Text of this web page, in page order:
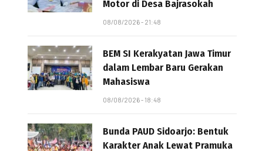
Motor di Desa Bajrasokah
08/08/2026 - 21:48
BEM SI Kerakyatan Jawa Timur
dalam Lembar Baru Gerakan
Mahasiswa
08/08/2026 - 18:48
Bunda PAUD Sidoarjo: Bentuk
Karakter Anak Lewat Pramuka